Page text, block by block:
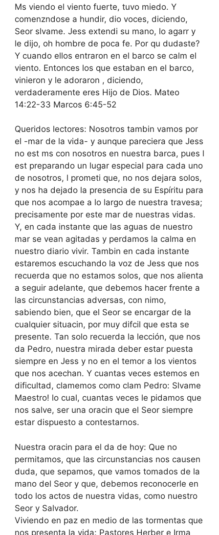
Ms viendo el viento fuerte, tuvo miedo. Y
comenzndose a hundir, dio voces, diciendo,
Seor slvame. Jess extendi su mano, lo agarr y
le dijo, oh hombre de poca fe. Por qu dudaste?
Y cuando ellos entraron en el barco se calm el
viento. Entonces los que estaban en el barco,
vinieron y le adoraron , diciendo,
verdaderamente eres Hijo de Dios. Mateo
14:22-33 Marcos 6:45-52
Queridos lectores: Nosotros tambin vamos por
el -mar de la vida- y aunque pareciera que Jess
no est ms con nosotros en nuestra barca, pues l
est preparando un lugar especial para cada uno
de nosotros, l prometi que, no nos dejara solos,
y nos ha dejado la presencia de su Espíritu para
que nos acompae a lo largo de nuestra travesa;
precisamente por este mar de nuestras vidas.
Y, en cada instante que las aguas de nuestro
mar se vean agitadas y perdamos la calma en
nuestro diario vivir. Tambin en cada instante
estaremos escuchando la voz de Jess que nos
recuerda que no estamos solos, que nos alienta
a seguir adelante, que debemos hacer frente a
las circunstancias adversas, con nimo,
sabiendo bien, que el Seor se encargar de la
cualquier situacin, por muy difcil que esta se
presente. Tan solo recuerda la lección, que nos
da Pedro, nuestra mirada deber estar puesta
siempre en Jess y no en el temor a los vientos
que nos acechan. Y cuantas veces estemos en
dificultad, clamemos como clam Pedro: Slvame
Maestro! lo cual, cuantas veces le pidamos que
nos salve, ser una oracin que el Seor siempre
estar dispuesto a contestarnos.
Nuestra oracin para el da de hoy: Que no
permitamos, que las circunstancias nos causen
duda, que sepamos, que vamos tomados de la
mano del Seor y que, debemos reconocerle en
todo los actos de nuestra vidas, como nuestro
Seor y Salvador.
Viviendo en paz en medio de las tormentas que
nos presenta la vida: Pastores Herber e Irma